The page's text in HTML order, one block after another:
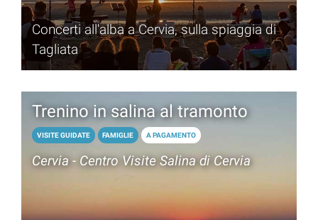
Concerti all'alba a Cervia, sulla spiaggia di
Tagliata
Trenino in salina al tramonto
VISITE GUIDATE FAMIGLIE A PAGAMENTO
Cervia - Centro Visite Salina di Cervia